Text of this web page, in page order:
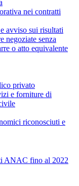
nei contratti
avviso sui risultati
negoziate senza
o atto equivalente
privato
e forniture di
riconosciuti e
ANAC fino al 2022